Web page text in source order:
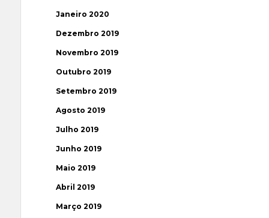
Janeiro 2020
Dezembro 2019
Novembro 2019
Outubro 2019
Setembro 2019
Agosto 2019
Julho 2019
Junho 2019
Maio 2019
Abril 2019
Março 2019